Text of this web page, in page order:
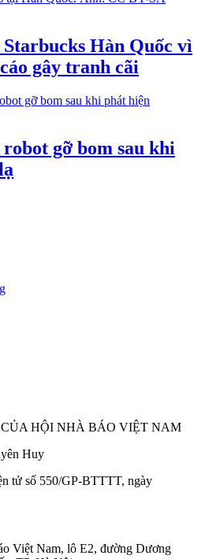
Hàn Quốc vì
gây tranh cãi
gỡ bom sau khi
HỘI NHÀ BÁO VIỆT NAM
Huy
tử số 550/GP-BTTTT, ngày
Việt Nam, lô E2, đường Dương